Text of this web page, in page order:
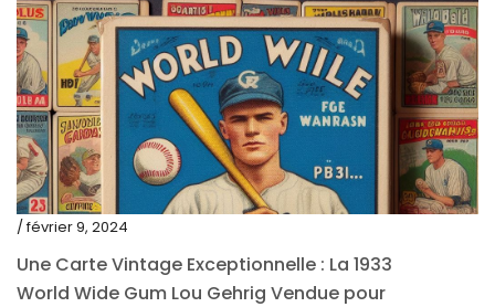
août 2021
juillet 2021
juin 2021
mai 2021
avril 2021
mars 2021
janvier 2021
/ février 9, 2024
Une Carte Vintage Exceptionnelle : La 1933
World Wide Gum Lou Gehrig Vendue pour